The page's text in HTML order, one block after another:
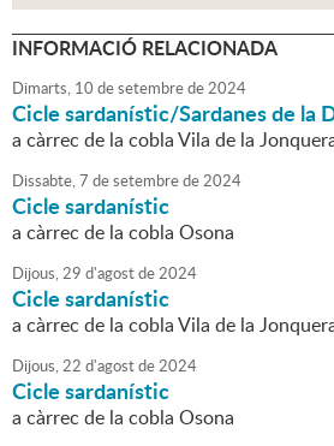
INFORMACIÓ RELACIONADA
Dimarts, 10 desetembrede2024
Cicle sardanístic/Sardanes de la
a càrrec de la cobla Vila de la
Dissabte,7 desetembrede2024
Cicle sardanístic
a càrrec de la cobla Osona
Dijous,29 d'agostde2024
Cicle sardanístic
a càrrec de la cobla Vila de la
Dijous,22 d'agostde2024
Cicle sardanístic
a càrrec de la cobla Osona